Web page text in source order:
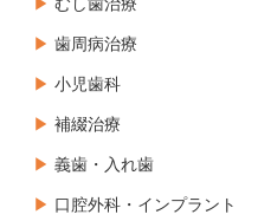
むし歯治療
歯周病治療
小児歯科
補綴治療
義歯・入れ歯
口腔外科・インプラント